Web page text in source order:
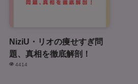
NiziU・リオの痩せすぎ問
題、真相を徹底解剖！
4414